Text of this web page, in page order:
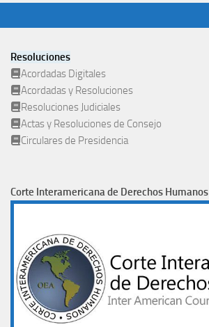
Resoluciones
Acordadas Digitales
Acordadas y Resoluciones
Resoluciones Judiciales
Actas y Resoluciones de Consejo
Circulares de Presidencia
Corte Interamericana de Derechos Humanos